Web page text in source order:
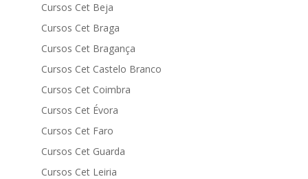
Cursos Cet Beja
Cursos Cet Braga
Cursos Cet Bragança
Cursos Cet Castelo Branco
Cursos Cet Coimbra
Cursos Cet Évora
Cursos Cet Faro
Cursos Cet Guarda
Cursos Cet Leiria